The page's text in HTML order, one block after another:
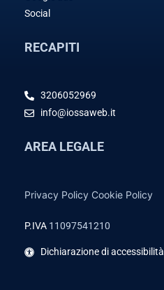
Social
RECAPITI
3206052969
info@iossaweb.it
AREA LEGALE
Privacy Policy Cookie Policy
P.IVA 11097541210
Dichiarazione di accessibilità